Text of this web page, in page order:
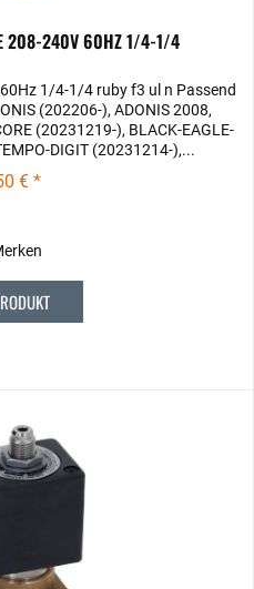
208-240V 60HZ 1/4-1/4
1/4-1/4 ruby f3 ul n Passend
(202206-), ADONIS 2008,
(20231219-), BLACK-EAGLE-
DIGIT (20231214-),...
€ *